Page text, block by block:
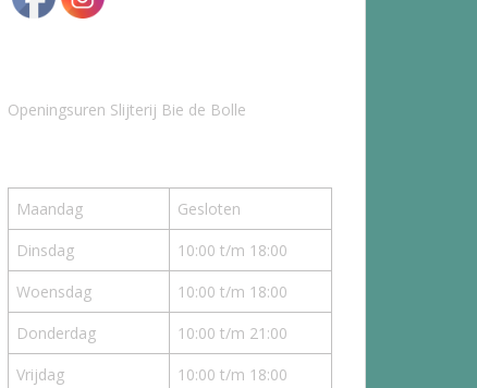
Openingsuren Slijterij Bie de Bolle
Maandag
Gesloten
Dinsdag
10:00 t/m 18:00
Woensdag
10:00 t/m 18:00
Donderdag
10:00 t/m 21:00
Vrijdag
10:00 t/m 18:00